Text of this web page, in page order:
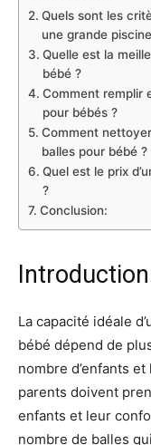
Quels sont les
une grande
Quelle est la
bébé ?
Comment remplir
pour bébés ?
Comment
balles pour bébé ?
Quel est le prix
?
Conclusion:
La capacité idéale
bébé dépend de
nombre d’enfants
parents doivent
enfants et leur
nombre de balles